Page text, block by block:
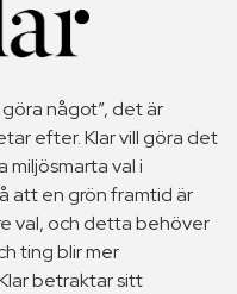
något”, det är
efter. Klar vill göra det
val i
att en grön framtid är
val, och detta behöver
ting blir mer
betraktar sitt